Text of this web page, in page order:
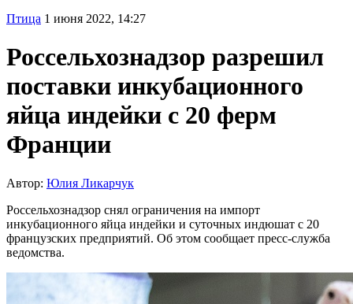
Птица 1 июня 2022, 14:27
Россельхознадзор разрешил
поставки инкубационного
яйца индейки с 20 ферм
Франции
Автор: Юлия Ликарчук
Россельхознадзор снял ограничения на импорт
инкубационного яйца индейки и суточных индюшат с 20
французских предприятий. Об этом сообщает пресс-служба
ведомства.